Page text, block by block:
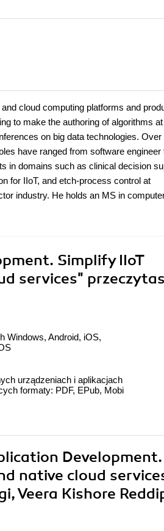
cloud computing platforms and
to make the authoring of algorithms
on big data technologies. Over
have ranged from software engineer
in domains such as clinical decision
for IIoT, and etch-process control at
industry. He holds an MS in
Simplify IIoT
services"
Windows, Android, iOS,
urządzeniach i aplikacjach
formaty: PDF, EPub, Mobi
Development.
native cloud
Veera Kishore